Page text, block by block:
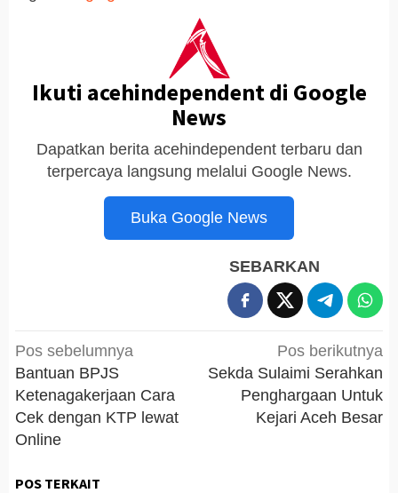
Ikuti acehindependent di Google
News
Dapatkan berita acehindependent terbaru dan
terpercaya langsung melalui Google News.
Buka Google News
SEBARKAN
Navigasi
pos
Pos sebelumnya
Bantuan BPJS
Ketenagakerjaan Cara
Cek dengan KTP lewat
Online
Pos berikutnya
Sekda Sulaimi Serahkan
Penghargaan Untuk
Kejari Aceh Besar
POS TERKAIT